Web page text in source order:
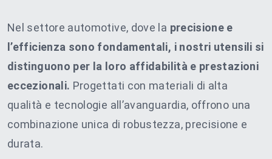
Nel settore automotive, dove la precisione e
l’efficienza sono fondamentali, i nostri utensili si
distinguono per la loro affidabilità e prestazioni
eccezionali. Progettati con materiali di alta
qualità e tecnologie all’avanguardia, offrono una
combinazione unica di robustezza, precisione e
durata.